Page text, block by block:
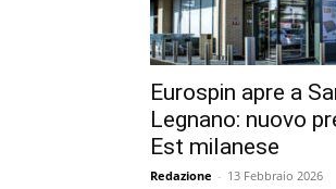
Eurospin apre a
Legnano: nuovo
Est milanese
Redazione - 13 Febbraio 2026